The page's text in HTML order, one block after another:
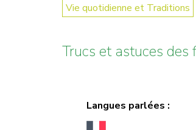
Vie quotidienne et Traditions
Trucs et astuces
Langues parlées :